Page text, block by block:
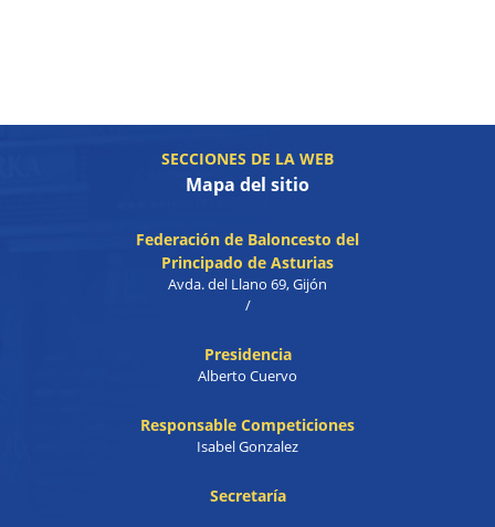
SECCIONES DE LA WEB
Mapa del sitio
Federación de Baloncesto del
Principado de Asturias
Avda. del Llano 69, Gijón
/
Presidencia
Alberto Cuervo
Responsable Competiciones
Isabel Gonzalez
Secretaría